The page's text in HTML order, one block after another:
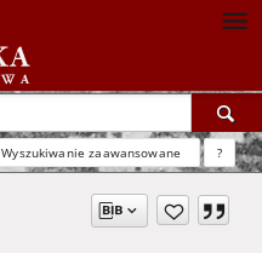
Wyszukiwanie zaawansowane ?